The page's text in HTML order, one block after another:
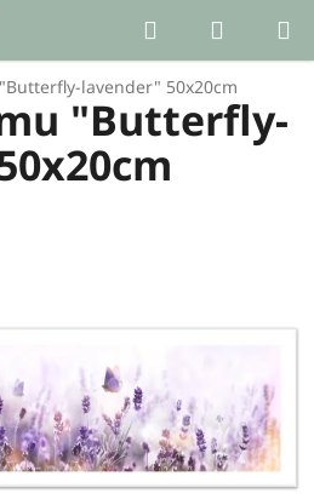
Hledat
KOŠÍK
lavender" 50x20cm
"Butterfly-